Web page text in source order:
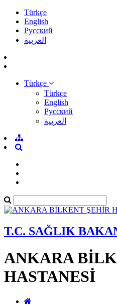
Türkçe
English
Pусский
العربية
Türkçe
Türkçe
English
Pусский
العربية
T.C. SAĞLIK
ANKARA
HASTANESİ